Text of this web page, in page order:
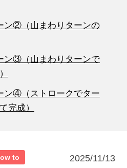
ン②（山まわりターンの
ン③（山まわりターンで
ン④（ストロークでター
完成）
to 2025/11/13